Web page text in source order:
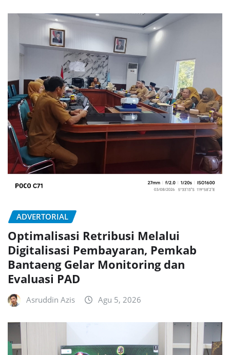
ADVERTORIAL
Optimalisasi Retribusi Melalui
Digitalisasi Pembayaran, Pemkab
Bantaeng Gelar Monitoring dan
Evaluasi PAD
Asruddin Azis Agu 5, 2026